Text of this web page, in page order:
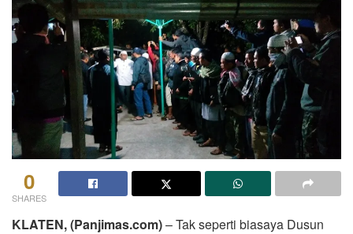
0
SHARES
KLATEN, (Panjimas.com)– Tak seperti biasaya Dusun